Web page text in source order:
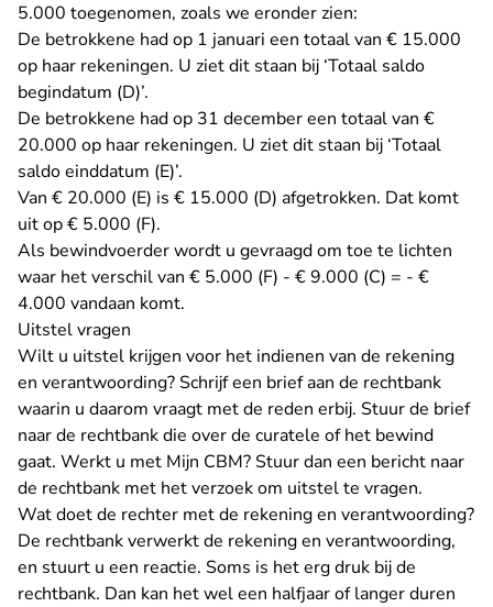
5.000 toegenomen, zoals we eronder zien:
De betrokkene had op 1 januari een totaal van € 15.000
op haar rekeningen. U ziet dit staan bij ‘Totaal saldo
begindatum (D)’.
De betrokkene had op 31 december een totaal van €
20.000 op haar rekeningen. U ziet dit staan bij ‘Totaal
saldo einddatum (E)’.
Van € 20.000 (E) is € 15.000 (D) afgetrokken. Dat komt
uit op € 5.000 (F).
Als bewindvoerder wordt u gevraagd om toe te lichten
waar het verschil van € 5.000 (F) - € 9.000 (C) = - €
4.000 vandaan komt.
Uitstel vragen
Wilt u uitstel krijgen voor het indienen van de rekening
en verantwoording? Schrijf een brief aan de rechtbank
waarin u daarom vraagt met de reden erbij. Stuur de brief
naar de rechtbank die over de curatele of het bewind
gaat. Werkt u met Mijn CBM? Stuur dan een bericht naar
de rechtbank met het verzoek om uitstel te vragen.
Wat doet de rechter met de rekening en verantwoording?
De rechtbank verwerkt de rekening en verantwoording,
en stuurt u een reactie. Soms is het erg druk bij de
rechtbank. Dan kan het wel een halfjaar of langer duren